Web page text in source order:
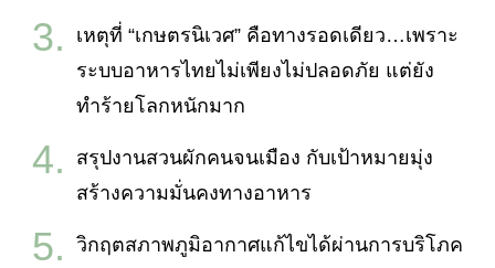
เหตุที่ “เกษตรนิเวศ” คือทางรอดเดียว…เพราะ
ระบบอาหารไทยไม่เพียงไม่ปลอดภัย แต่ยัง
ทำร้ายโลกหนักมาก
สรุปงานสวนผักคนจนเมือง กับเป้าหมายมุ่ง
สร้างความมั่นคงทางอาหาร
วิกฤตสภาพภูมิอากาศแก้ไขได้ผ่านการบริโภค